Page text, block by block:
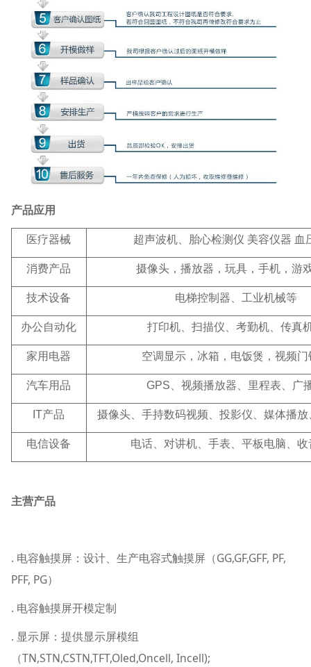
产品应用
医疗器械 超声波机、胎心检测仪 美容仪器 血
消费产品 摄像头，播放器，玩具，手机，游
技术设备 电梯控制器、工业机械等
办公自动化 打印机、扫描仪、考勤机、传真
家用电器 空调显示，冰箱，电饭煲，视频门
汽车用品 GPS、视频播放器、里程表、广
IT产品 摄像头、手持数码视频、投影仪、媒体播
电信设备 电话、对讲机、手表、平板电脑、收
主营产品
. 电容触摸屏：设计、生产电容式触摸屏（GG,GF,GFF, PF,
PFF, PG）
. 电容触摸屏开模定制
. 显示屏：提供显示屏模组
（TN,STN,CSTN,TFT,Oled,Oncell, Incell);